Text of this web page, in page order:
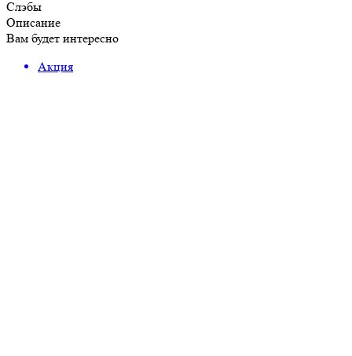
Слэбы
Описание
Вам будет интересно
Акция